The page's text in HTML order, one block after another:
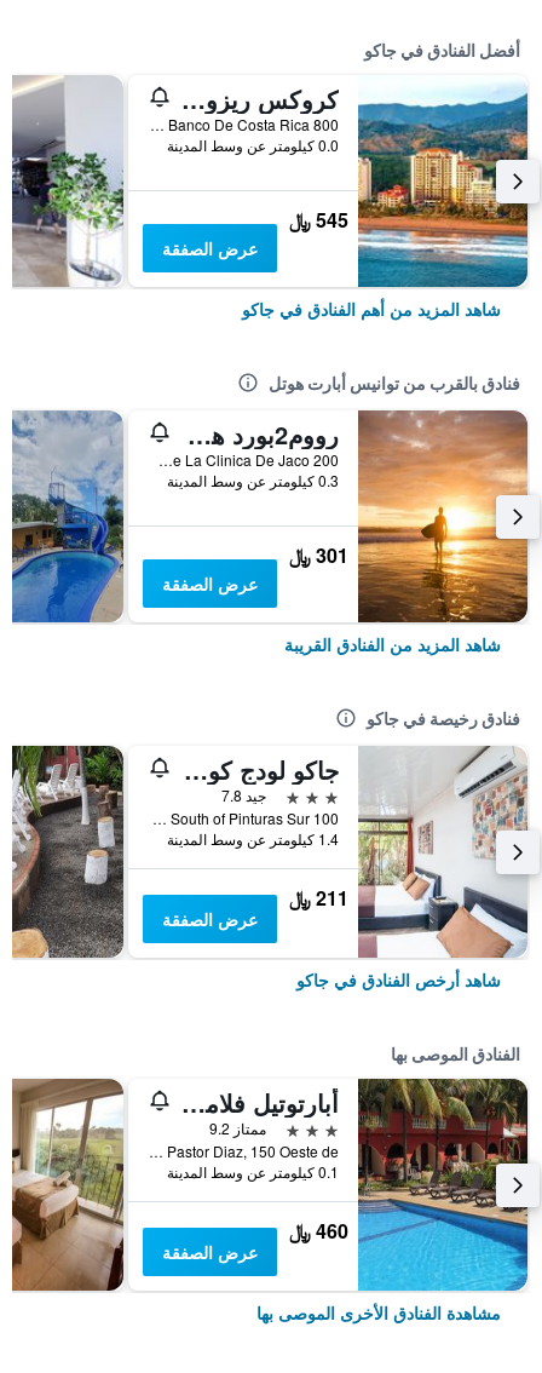
أفضل الفنادق في جاكو
كروكس ريزورت آند كازينو
800 Metros Norte Del Banco De Costa Rica, جاكو, كوستاريكا
0.0 كيلومتر عن وسط المدينة
545 ﷼
عرض الصفقة
شاهد المزيد من أهم الفنادق في جاكو
فنادق بالقرب من توانيس أبارت هوتل
رووم2بورد هوستل آند سرف سكول
200 Metros Oeste De La Clinica De Jaco, جاكو, كوستاريكا
0.3 كيلومتر عن وسط المدينة
301 ﷼
عرض الصفقة
شاهد المزيد من الفنادق القريبة
فنادق رخيصة في جاكو
جاكو لودج كوايت هوتل
3 نجوم
جيد 7.8
100 Mts South of Pinturas Sur, جاكو, كوستاريكا
1.4 كيلومتر عن وسط المدينة
211 ﷼
عرض الصفقة
شاهد أرخص الفنادق في جاكو
الفنادق الموصى بها
أبارتوتيل فلامبويون
3 نجوم
ممتاز 9.2
Avenida Pastor Diaz, 150 Oeste de, جاكو, كوستاريكا
0.1 كيلومتر عن وسط المدينة
460 ﷼
عرض الصفقة
مشاهدة الفنادق الأخرى الموصى بها